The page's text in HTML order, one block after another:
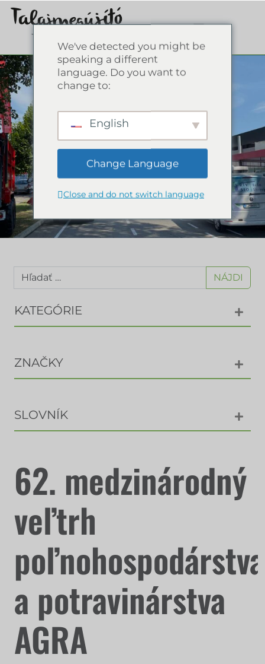
NÁJDI
KATEGÓRIE
ZNAČKY
SLOVNÍK
62. medzinárodný
veľtrh
poľnohospodárstva
a potravinárstva
AGRA
We've detected you might be
speaking a different
language. Do you want to
change to:
English
Change Language
Close and do not switch language